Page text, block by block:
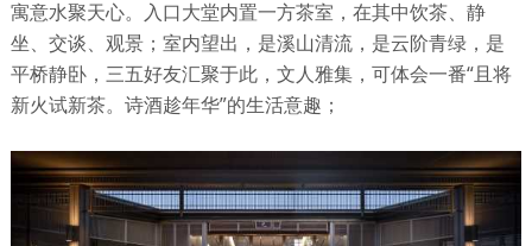
寓意水聚天心。入口大堂内置一方茶室，在其中饮茶、静
坐、交谈、观景；室内望出，是溪山清流，是云阶青绿，是
平桥静卧，三五好友汇聚于此，文人雅集，可体会一番“且将
新火试新茶。诗酒趁年华”的生活意趣；